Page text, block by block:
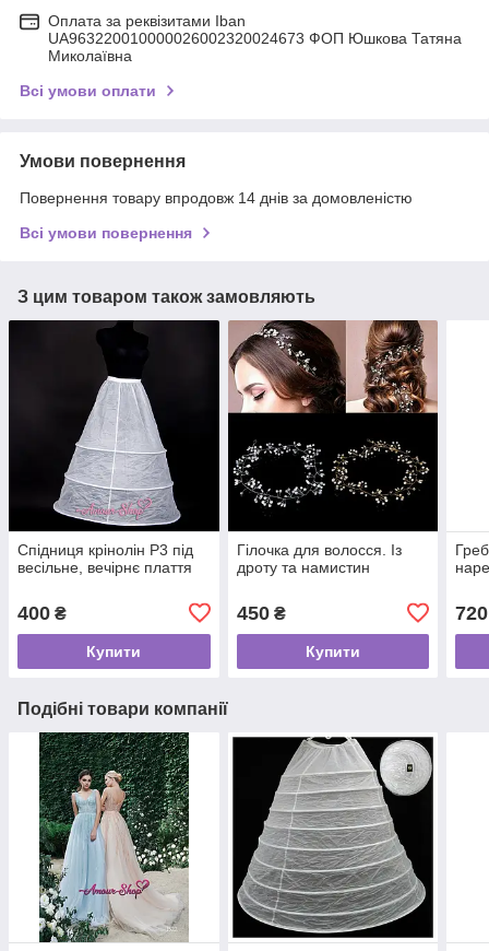
Оплата за реквізитами Iban
UA963220010000026002320024673 ФОП Юшкова Татяна
Миколаївна
Всі умови оплати
Умови повернення
Повернення товару впродовж 14 днів за домовленістю
Всі умови повернення
З цим товаром також замовляють
Спідниця крінолін Р3 під
весільне, вечірнє плаття
400 ₴
Купити
Гілочка для волосся. Із
дроту та намистин
450₴
Купити
720
Подібні товари компанії